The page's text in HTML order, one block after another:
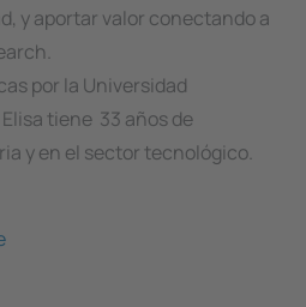
y aportar valor conectando a
por la Universidad
tiene 33 años de
y en el sector tecnológico.